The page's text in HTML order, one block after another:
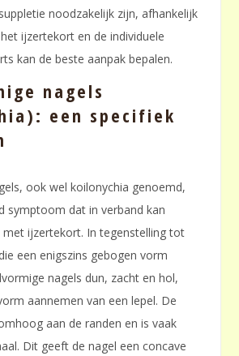
noodzakelijk zijn, afhankelijk
ijzertekort en de individuele
kan de beste aanpak bepalen.
nagels
een specifiek
ook wel koilonychia genoemd,
symptoom dat in verband kan
ijzertekort. In tegenstelling tot
een enigszins gebogen vorm
nagels dun, zacht en hol,
aannemen van een lepel. De
aan de randen en is vaak
Dit geeft de nagel een concave